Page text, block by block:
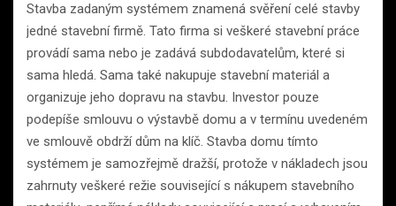
Stavba zadaným systémem znamená svěření celé stavby
jedné stavební firmě. Tato firma si veškeré stavební práce
provádí sama nebo je zadává subdodavatelům, které si
sama hledá. Sama také nakupuje stavební materiál a
organizuje jeho dopravu na stavbu. Investor pouze
podepíše smlouvu o výstavbě domu a v termínu uvedeném
ve smlouvě obdrží dům na klíč. Stavba domu tímto
systémem je samozřejmě dražší, protože v nákladech jsou
zahrnuty veškeré režie související s nákupem stavebního